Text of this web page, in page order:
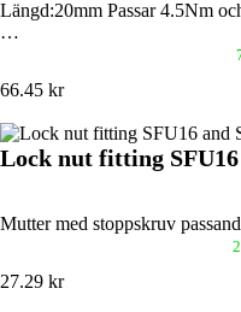
Längd:20mm Passar 4.5Nm
…
66.45 kr
Lock nut fitting SFU16
Mutter med stoppskruv
27.29 kr